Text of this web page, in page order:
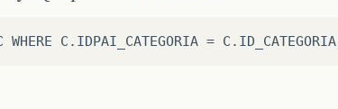
).append ( this. id). append " ,nome=").append